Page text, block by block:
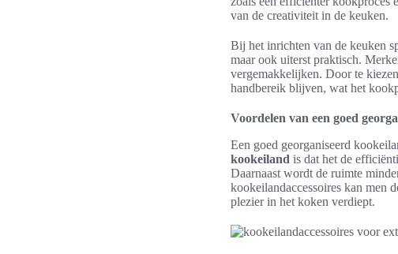
van de creativiteit in de keuken.
Bij het inrichten van de keuken
maar ook uiterst praktisch.
vergemakkelijken. Door te
handbereik blijven, wat het
Voordelen van een goed
Een goed georganiseerd
kookeiland is dat het de
Daarnaast wordt de ruimte
kookeilandaccessoires kan men
plezier in het koken verdiept.